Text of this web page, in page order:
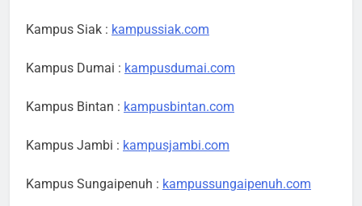
Kampus Siak : kampussiak.com
Kampus Dumai : kampusdumai.com
Kampus Bintan : kampusbintan.com
Kampus Jambi : kampusjambi.com
Kampus Sungaipenuh : kampussungaipenuh.com